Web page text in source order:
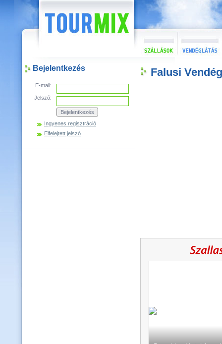
Bejelentkezés
E-mail:
Jelszó:
Ingyenes regisztráció
Elfelejtett jelszó
Falusi